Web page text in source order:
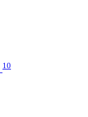
10